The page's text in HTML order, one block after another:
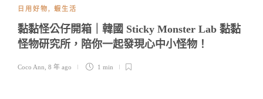
日用好物, 蝦生活
黏黏怪公仔開箱｜韓國 Sticky Monster Lab 黏黏
怪物研究所，陪你一起發現心中小怪物！
Coco Ann 8 年 ago 1 min